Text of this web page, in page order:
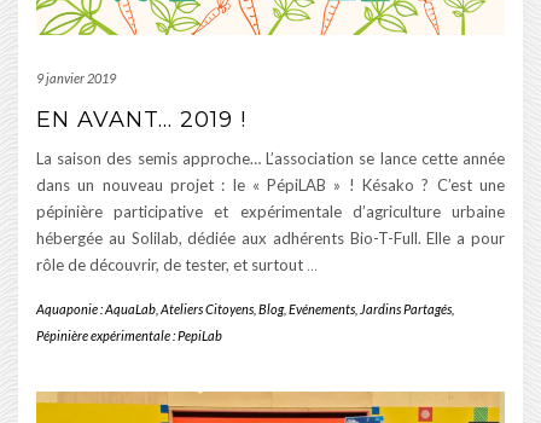
9 janvier 2019
EN AVANT… 2019 !
La saison des semis approche… L’association se lance cette année
dans un nouveau projet : le « PépiLAB » ! Késako ? C’est une
pépinière participative et expérimentale d’agriculture urbaine
hébergée au Solilab, dédiée aux adhérents Bio-T-Full. Elle a pour
rôle de découvrir, de tester, et surtout …
Aquaponie : AquaLab Ateliers Citoyens Blog, Evénements Jardins Partagés
Pépinière expérimentale : PepiLab